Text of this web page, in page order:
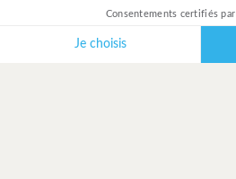
Consentements certifiés par
Je choisis